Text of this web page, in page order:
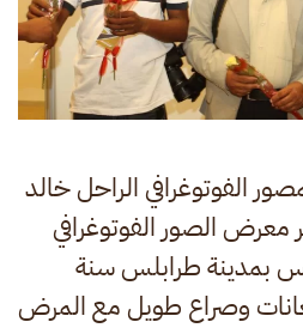
الفوتوغرافي الراحل خالد
معرض الصور الفوتوغرافي
بمدينة طرابلس سنة
معانات وصراع طويل مع المرض